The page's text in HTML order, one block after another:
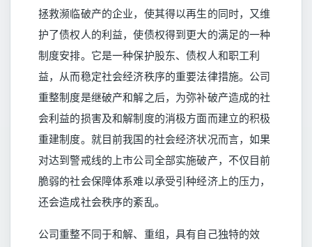
拯救濒临破产的企业，使其得以再生的同时，又维
护了债权人的利益，使债权得到更大的满足的一种
制度安排。它是一种保护股东、债权人和职工利
益，从而稳定社会经济秩序的重要法律措施。公司
重整制度是继破产和解之后，为弥补破产造成的社
会利益的损害及和解制度的消极方面而建立的积极
重建制度。就目前我国的社会经济状况而言，如果
对达到警戒线的上市公司全部实施破产，不仅目前
脆弱的社会保障体系难以承受引种经济上的压力，
还会造成社会秩序的紊乱。
公司重整不同于和解、重组，具有自己独特的效